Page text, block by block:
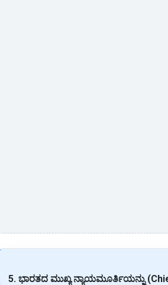
5. ಭಾರತದ ಮುಖ್ಯ ನ್ಯಾಯಮೂರ್ತಿಯನ್ನು